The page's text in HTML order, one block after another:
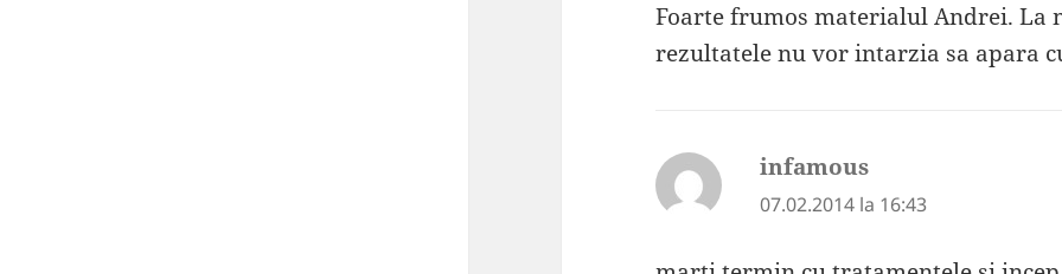
Foarte frumos materialul Andrei. La
rezultatele nu vor intarzia sa apara
infamous
07.02.2014 la 16:43